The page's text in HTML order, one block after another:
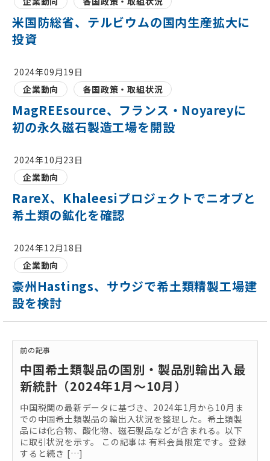
米国防総省、テルビウムの国内生産拡大に
投資
2024年09月19日
企業動向
各国政策・取組状況
MagREEsource、フランス・Noyareyに
初の永久磁石製造工場を開設
2024年10月23日
企業動向
RareX、Khaleesiプロジェクトでニオブと
希土類の鉱化を確認
2024年12月18日
企業動向
豪州Hastings、サウジで希土類精製工場建
設を検討
前の記事
中国希土類製品の国別・製品別輸出入最
新統計（2024年1月～10月）
中国税関の最新データに基づき、2024年1月から10月ま
での中国希土類製品の輸出入状況を整理した。希土類製
品には化合物、酸化物、磁石製品などが含まれる。以下
に取引状況を示す。 この記事は 有料会員限定です。登録
すると続き […]